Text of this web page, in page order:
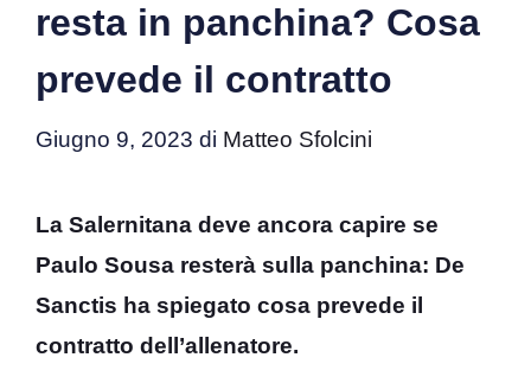
resta in panchina? Cosa
prevede il contratto
Giugno 9, 2023 di Matteo Sfolcini
La Salernitana deve ancora capire se
Paulo Sousa resterà sulla panchina: De
Sanctis ha spiegato cosa prevede il
contratto dell’allenatore.